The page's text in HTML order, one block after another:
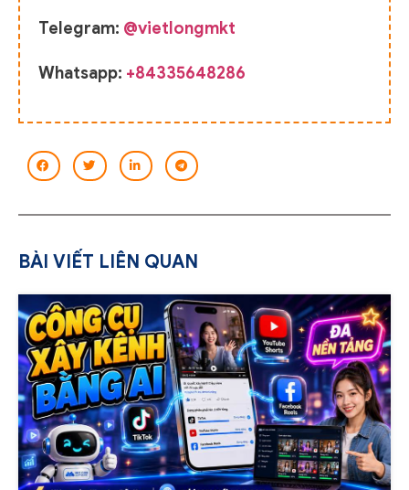
Telegram: @vietlongmkt
Whatsapp: +84335648286
BÀI VIẾT LIÊN QUAN